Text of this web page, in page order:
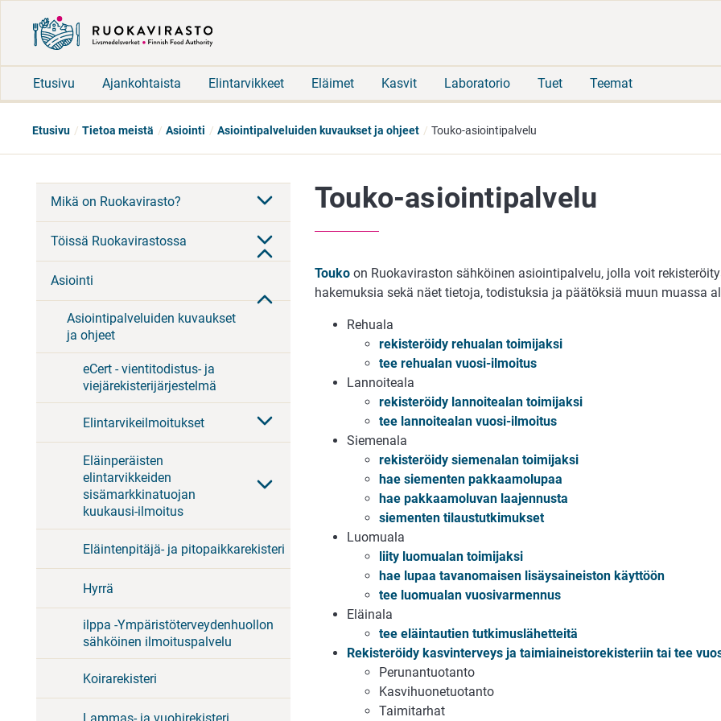
Etusivu Ajankohtaista Elintarvikkeet Eläimet Kasvit Laboratorio Tuet Teemat
Etusivu Tietoa meistä Asiointi Asiointipalveluiden kuvaukset ja ohjeet Touko-asiointipalvelu
Mikä on Ruokavirasto?
Töissä Ruokavirastossa
Asiointi
Asiointipalveluiden kuvaukset
ja ohjeet
eCert - vientitodistus- ja
viejärekisterijärjestelmä
Elintarvikeilmoitukset
Eläinperäisten
elintarvikkeiden
sisämarkkinatuojan
kuukausi-ilmoitus
Eläintenpitäjä- ja pitopaikkarekisteri
Hyrrä
ilppa -Ympäristöterveydenhuollon
sähköinen ilmoituspalvelu
Koirarekisteri
Touko-asiointipalvelu
Touko on Ruokaviraston sähköinen asiointipalvelu, jolla voit
hakemuksia sekä näet tietoja, todistuksia ja päätöksiä muun muassa
Rehuala
rekisteröidy rehualan toimijaksi
tee rehualan vuosi-ilmoitus
Lannoiteala
rekisteröidy lannoitealan toimijaksi
tee lannoitealan vuosi-ilmoitus
Siemenala
rekisteröidy siemenalan toimijaksi
hae siementen pakkaamolupaa
hae pakkaamoluvan laajennusta
siementen tilaustutkimukset
Luomuala
liity luomualan toimijaksi
hae lupaa tavanomaisen lisäysaineiston käyttöön
tee luomualan vuosivarmennus
Eläinala
tee eläintautien tutkimuslähetteitä
Rekisteröidy kasvinterveys ja taimiaineistorekisteriin tai tee
Perunantuotanto
Kasvihuonetuotanto
Taimitarhat